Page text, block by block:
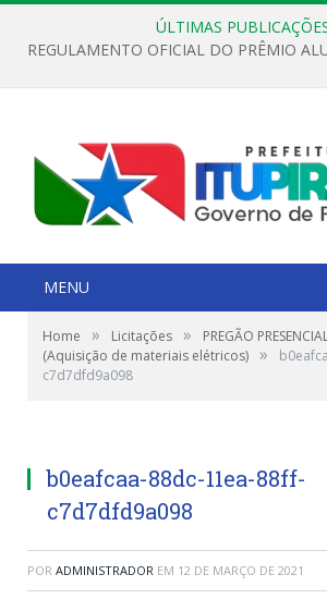
ÚLTIMAS
MENU
Home » Licitações »
PREGÃO
(Aquisição de materiais elétricos) »
c7d7dfd9a098
b0eafcaa-88dc-11ea-88ff-
c7d7dfd9a098
POR ADMINISTRADOR EM 12 DE MARÇO DE 2021